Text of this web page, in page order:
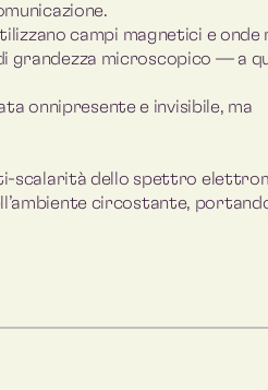
campi magnetici e onde
grandezza microscopico — a
onnipresente e invisibile, ma
scalarità dello spettro
circostante,